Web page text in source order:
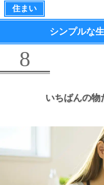
住まい
シンプルな
8
いちばんの物